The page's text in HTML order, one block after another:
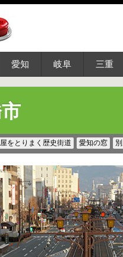
愛知 岐阜 三重
をとりまく歴史街道 愛知の窓